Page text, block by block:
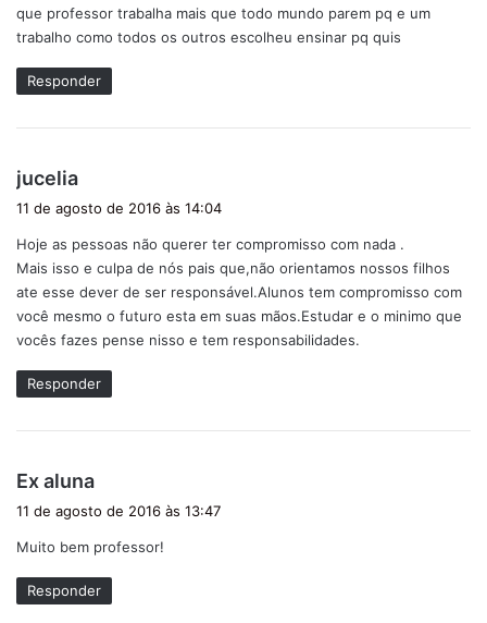
que professor trabalha mais que todo mundo parem pq e um
trabalho como todos os outros escolheu ensinar pq quis
Responder
jucelia
s
e
:
11 de agosto de 2016 às 14:04
Hoje as pessoas não querer ter compromisso com nada .
Mais isso e culpa de nós pais que,não orientamos nossos filhos
ate esse dever de ser responsável.Alunos tem compromisso com
você mesmo o futuro esta em suas mãos.Estudar e o minimo que
vocês fazes pense nisso e tem responsabilidades.
Responder
Ex aluna
s
e
:
11 de agosto de 2016 às 13:47
Muito bem professor!
Responder